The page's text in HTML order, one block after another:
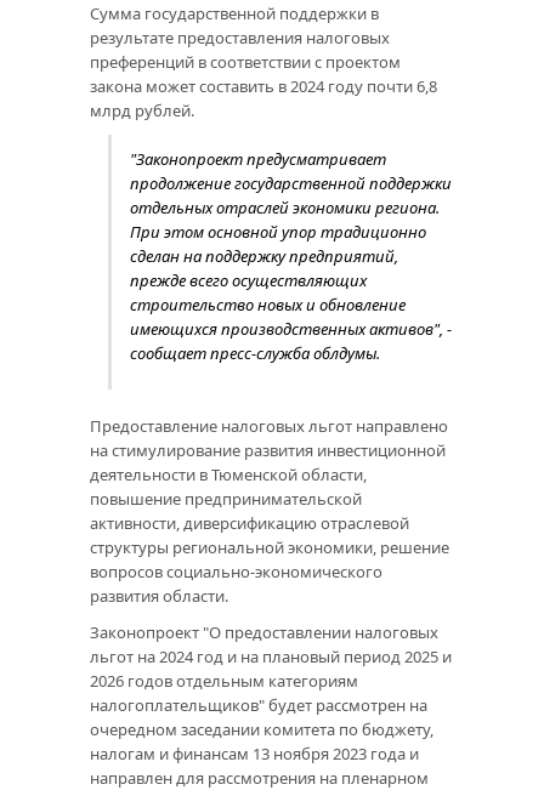
Сумма государственной поддержки в
результате предоставления налоговых
преференций в соответствии с проектом
закона может составить в 2024 году почти 6,8
млрд рублей.
"Законопроект предусматривает
продолжение государственной поддержки
отдельных отраслей экономики региона.
При этом основной упор традиционно
сделан на поддержку предприятий,
прежде всего осуществляющих
строительство новых и обновление
имеющихся производственных активов", -
сообщает пресс-служба облдумы.
Предоставление налоговых льгот направлено
на стимулирование развития инвестиционной
деятельности в Тюменской области,
повышение предпринимательской
активности, диверсификацию отраслевой
структуры региональной экономики, решение
вопросов социально-экономического
развития области.
Законопроект "О предоставлении налоговых
льгот на 2024 год и на плановый период 2025 и
2026 годов отдельным категориям
налогоплательщиков" будет рассмотрен на
очередном заседании комитета по бюджету,
налогам и финансам 13 ноября 2023 года и
направлен для рассмотрения на пленарном